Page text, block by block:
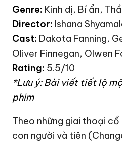
Genre: Kinh dị, Bí ẩn,
Director: Ishana
Cast: Dakota Fanning,
Oliver Finnegan, Olwen
Rating: 5.5/10
*Lưu ý: Bài viết tiết lộ
phim
Theo những giai thoại cổ
con người và tiên